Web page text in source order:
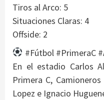
Tiros al Arco: 5
Situaciones Claras: 4
Offside: 2
#Fútbol #PrimeraC
En el estadio Carlos
Primera C,
Lopez e Ignacio